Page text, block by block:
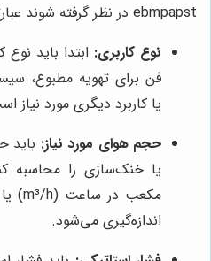
ebmpapst در نظر گرفته شوند عبارتند از:
نوع کاربری: ابتدا باید
فن برای تهویه مطبوع،
یا کاربرد دیگری مورد نیاز
حجم هوای مورد نیاز: باید
یا خنک‌سازی را محاسبه
اندازه‌گیری می‌شود.